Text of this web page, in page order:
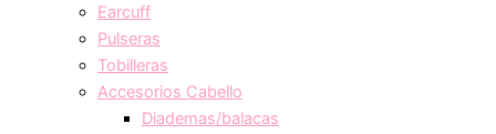
Earcuff
Pulseras
Tobilleras
Accesorios Cabello
Diademas/balacas